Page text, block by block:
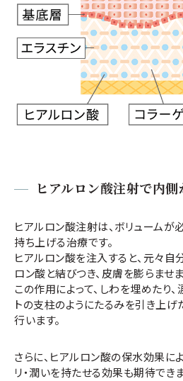
ヒアルロン酸注射で内
ヒアルロン酸注射は、ボリュームが
持ち上げる治療です。
ヒアルロン酸を注入すると、元々自
ロン酸と結びつき、皮膚を膨らませま
この作用によって、しわを埋めたり
トの支柱のようにたるみを引き上げ
行います。
さらに、ヒアルロン酸の保水効果に
リ・潤いを持たせる効果も期待できま